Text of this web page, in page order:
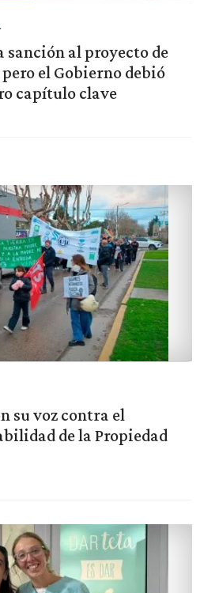
sanción al proyecto de
el Gobierno debió
capítulo clave
su voz contra el
de la Propiedad